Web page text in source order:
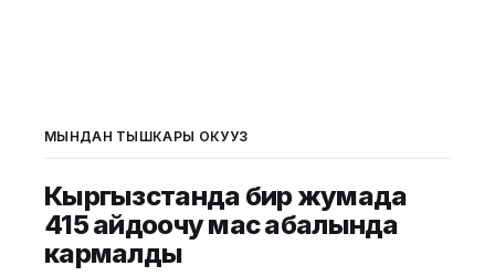
МЫНДАН ТЫШКАРЫ ОКУҢУЗ
Кыргызстанда бир жумада
415 айдоочу мас абалында
кармалды